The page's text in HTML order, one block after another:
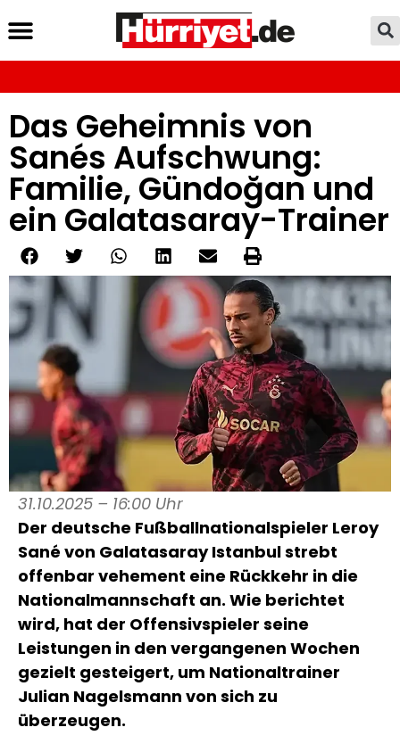
Das Geheimnis von
Sanés Aufschwung:
Familie, Gündoğan und
ein Galatasaray-Trainer
31.10.2025 – 16:00 Uhr
Der deutsche Fußballnationalspieler Leroy
Sané von Galatasaray Istanbul strebt
offenbar vehement eine Rückkehr in die
Nationalmannschaft an. Wie berichtet
wird, hat der Offensivspieler seine
Leistungen in den vergangenen Wochen
gezielt gesteigert, um Nationaltrainer
Julian Nagelsmann von sich zu
überzeugen.